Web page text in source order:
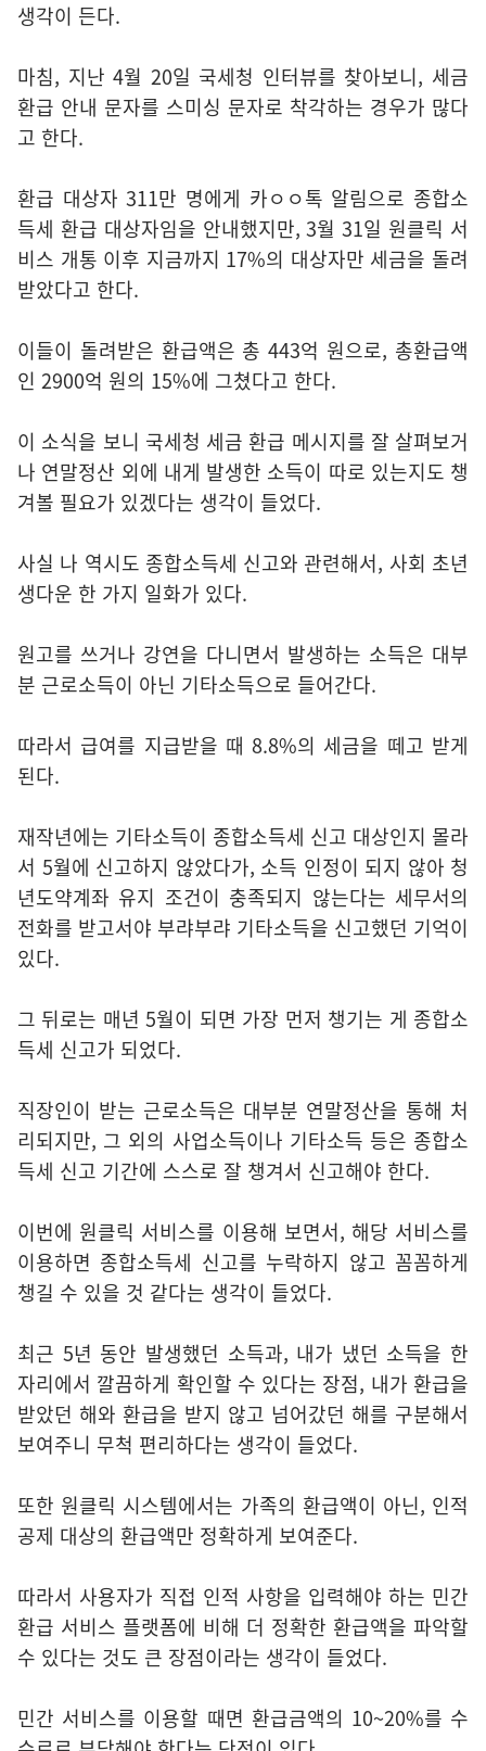
생각이 든다.
마침, 지난 4월 20일 국세청 인터뷰를 찾아보니, 세금
환급 안내 문자를 스미싱 문자로 착각하는 경우가 많다
고 한다.
환급 대상자 311만 명에게 카ㅇㅇ톡 알림으로 종합소
득세 환급 대상자임을 안내했지만, 3월 31일 원클릭 서
비스 개통 이후 지금까지 17%의 대상자만 세금을 돌려
받았다고 한다.
이들이 돌려받은 환급액은 총 443억 원으로, 총환급액
인 2900억 원의 15%에 그쳤다고 한다.
이 소식을 보니 국세청 세금 환급 메시지를 잘 살펴보거
나 연말정산 외에 내게 발생한 소득이 따로 있는지도 챙
겨볼 필요가 있겠다는 생각이 들었다.
사실 나 역시도 종합소득세 신고와 관련해서, 사회 초년
생다운 한 가지 일화가 있다.
원고를 쓰거나 강연을 다니면서 발생하는 소득은 대부
분 근로소득이 아닌 기타소득으로 들어간다.
따라서 급여를 지급받을 때 8.8%의 세금을 떼고 받게
된다.
재작년에는 기타소득이 종합소득세 신고 대상인지 몰라
서 5월에 신고하지 않았다가, 소득 인정이 되지 않아 청
년도약계좌 유지 조건이 충족되지 않는다는 세무서의
전화를 받고서야 부랴부랴 기타소득을 신고했던 기억이
있다.
그 뒤로는 매년 5월이 되면 가장 먼저 챙기는 게 종합소
득세 신고가 되었다.
직장인이 받는 근로소득은 대부분 연말정산을 통해 처
리되지만, 그 외의 사업소득이나 기타소득 등은 종합소
득세 신고 기간에 스스로 잘 챙겨서 신고해야 한다.
이번에 원클릭 서비스를 이용해 보면서, 해당 서비스를
이용하면 종합소득세 신고를 누락하지 않고 꼼꼼하게
챙길 수 있을 것 같다는 생각이 들었다.
최근 5년 동안 발생했던 소득과, 내가 냈던 소득을 한
자리에서 깔끔하게 확인할 수 있다는 장점, 내가 환급을
받았던 해와 환급을 받지 않고 넘어갔던 해를 구분해서
보여주니 무척 편리하다는 생각이 들었다.
또한 원클릭 시스템에서는 가족의 환급액이 아닌, 인적
공제 대상의 환급액만 정확하게 보여준다.
따라서 사용자가 직접 인적 사항을 입력해야 하는 민간
환급 서비스 플랫폼에 비해 더 정확한 환급액을 파악할
수 있다는 것도 큰 장점이라는 생각이 들었다.
민간 서비스를 이용할 때면 환급금액의 10~20%를 수